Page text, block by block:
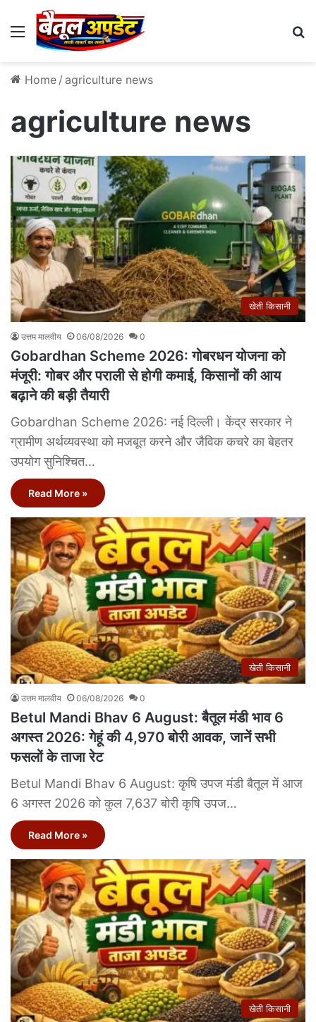
Menu
Home / agriculture news
agriculture news
खेती किसानी
उत्तम मालवीय 06/08/2026 0
Gobardhan Scheme 2026: गोबरधन योजना को
मंजूरी: गोबर और पराली से होगी कमाई, किसानों की आय
बढ़ाने की बड़ी तैयारी
Gobardhan Scheme 2026: नई दिल्ली। केंद्र सरकार ने
ग्रामीण अर्थव्यवस्था को मजबूत करने और जैविक कचरे का बेहतर
उपयोग सुनिश्चित…
Read More »
खेती किसानी
उत्तम मालवीय 06/08/2026 0
Betul Mandi Bhav 6 August: बैतूल मंडी भाव 6
अगस्त 2026: गेहूं की 4,970 बोरी आवक, जानें सभी
फसलों के ताजा रेट
Betul Mandi Bhav 6 August: कृषि उपज मंडी बैतूल में आज
6 अगस्त 2026 को कुल 7,637 बोरी कृषि उपज…
Read More »
खेती किसानी